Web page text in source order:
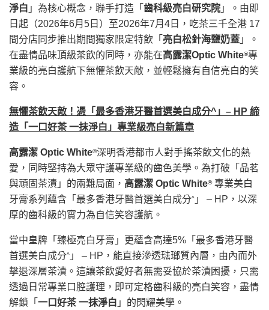
淨白 」為核心概念，聯手打造「 齒科級亮白研究院 」。由即
日起（2026年6月5日）至2026年7月4日，吃茶三千全港 17
間分店同步推出期間獨家限定特飲「 亮白松針海鹽奶蓋 」。
在盡情品味頂級茶飲的同時，亦能在高露潔Optic White®專
業級的亮白護航下無懼茶飲天敵，並輕鬆擁有自信亮白的笑
容。
無懼茶飲天敵！憑「最多香港牙醫首選美白成分^ 」 – HP 締
造「一口好茶 一抹淨白」專業級亮白新篇章
高露潔 Optic White®深明香港都市人對手搖茶飲文化的熱
愛，同時堅持為大眾守護專業級的齒色美學。為打破「品茗
與頑固茶漬」的兩難局面， 高露潔 Optic White®專業美白
牙膏系列蘊含「最多香港牙醫首選美白成分^ 」 – HP，以深
厚的齒科級的實力為自信笑容護航。
當中皇牌「臻極亮白牙膏」更蘊含高達5%「最多香港牙醫
首選美白成分^ 」 – HP，能直接滲透琺瑯質內層，由內而外
擊退深層茶漬。這讓茶飲愛好者無需妥協於茶漬困擾，只需
透過日常專業口腔護理，即可定格齒科級的亮白笑容，盡情
解鎖「 一口好茶 一抹淨白 」的閃耀美學。